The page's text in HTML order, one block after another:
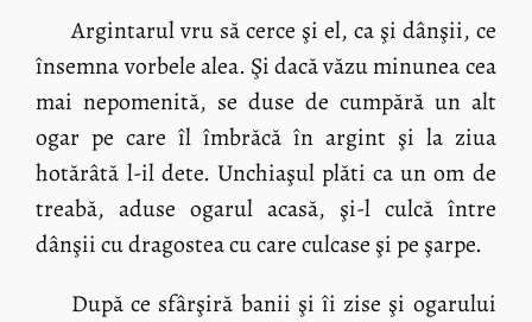
Argintarul vru să cerce şi el, ca şi dânşii, ce
însemna vorbele alea. Şi dacă văzu minunea cea
mai nepomenită, se duse de cumpără un alt
ogar pe care îl îmbrăcă în argint şi la ziua
hotărâtă l-il dete. Unchiaşul plăti ca un om de
treabă, aduse ogarul acasă, şi-l culcă între
dânşii cu dragostea cu care culcase şi pe şarpe.
După ce sfârşiră banii şi îi zise şi ogarului